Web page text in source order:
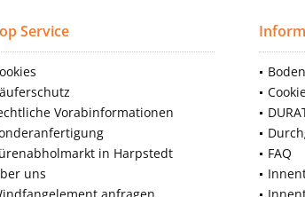
Service
Vorabinformationen
in Harpstedt
uns
FAQ